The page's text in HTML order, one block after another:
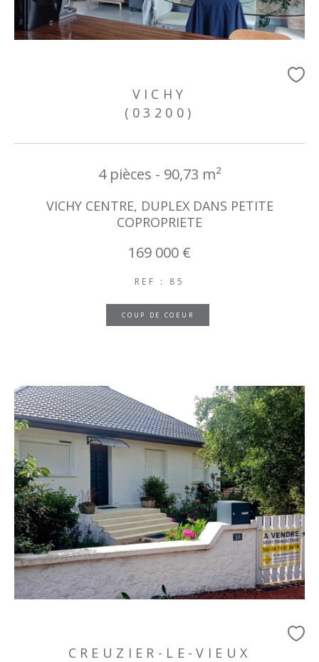
VICHY
(03200)
4 pièces - 90,73 m²
VICHY CENTRE, DUPLEX DANS PETITE
COPROPRIETE
169 000 €
REF : 85
COUP DE COEUR
CREUZIER-LE-VIEUX